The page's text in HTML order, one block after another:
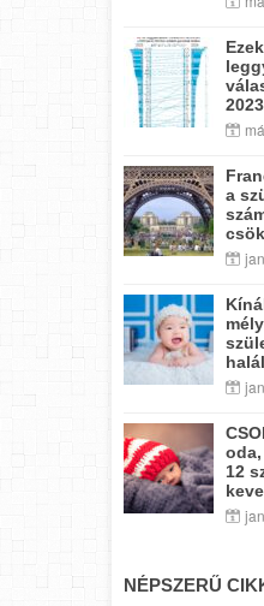
a
12
NÉPSZERŰ